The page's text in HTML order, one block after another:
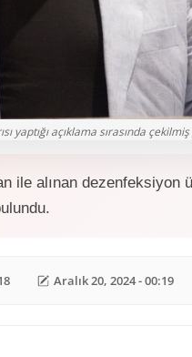
yaptığı açıklama sırasında
ile alınan dezenfeksiyon
Aralık 20, 2024 - 00:19